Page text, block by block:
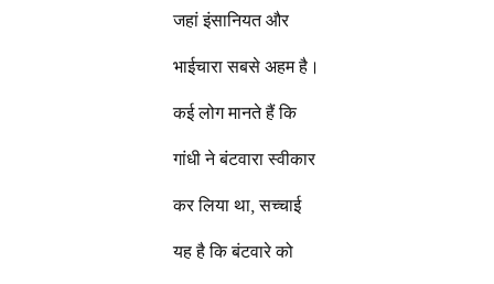
जहां इंसानियत और
भाईचारा सबसे अहम है।
कई लोग मानते हैं कि
गांधी ने बंटवारा स्वीकार
कर लिया था, सच्चाई
यह है कि बंटवारे को